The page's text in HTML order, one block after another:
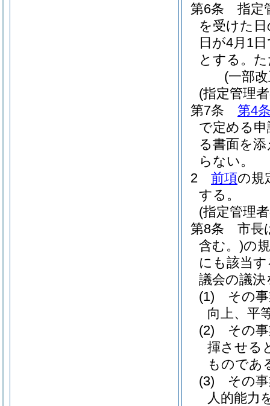
第6条
指定
を受けた
日が4月1
とする。
(一部
(指定管理
第7条
第4
で定める
る書面を
らない。
2
前項の規
する。
(指定管理
第8条
市長
含む。)の
にも該当
議会の議
(1)
その
向上、平
(2)
その
揮させる
ものであ
(3)
その
人的能力